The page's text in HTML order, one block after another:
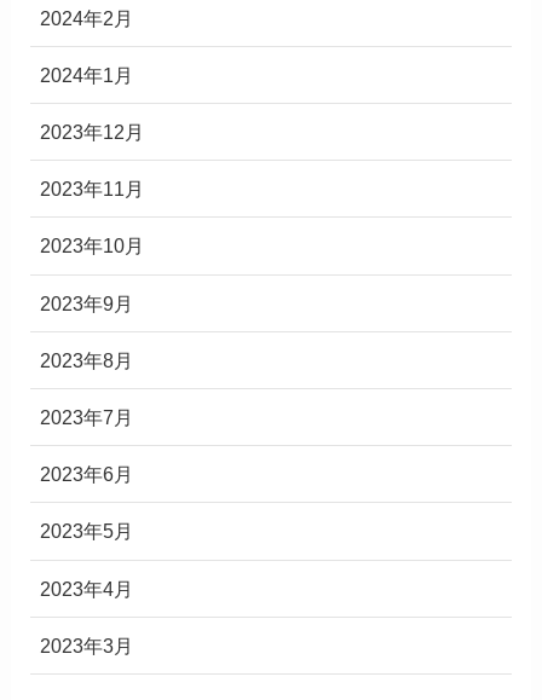
2024年2月
2024年1月
2023年12月
2023年11月
2023年10月
2023年9月
2023年8月
2023年7月
2023年6月
2023年5月
2023年4月
2023年3月